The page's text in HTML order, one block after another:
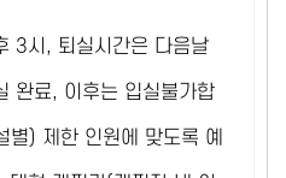
3시, 퇴실시간은 다음날
완료, 이후는 입실불가합
) 제한 인원에 맞도록 예